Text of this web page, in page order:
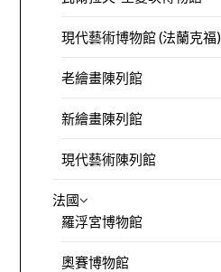
現代藝術博物館 (法蘭克福)
老繪畫陳列館
新繪畫陳列館
現代藝術陳列館
法國
羅浮宮博物館
奧賽博物館